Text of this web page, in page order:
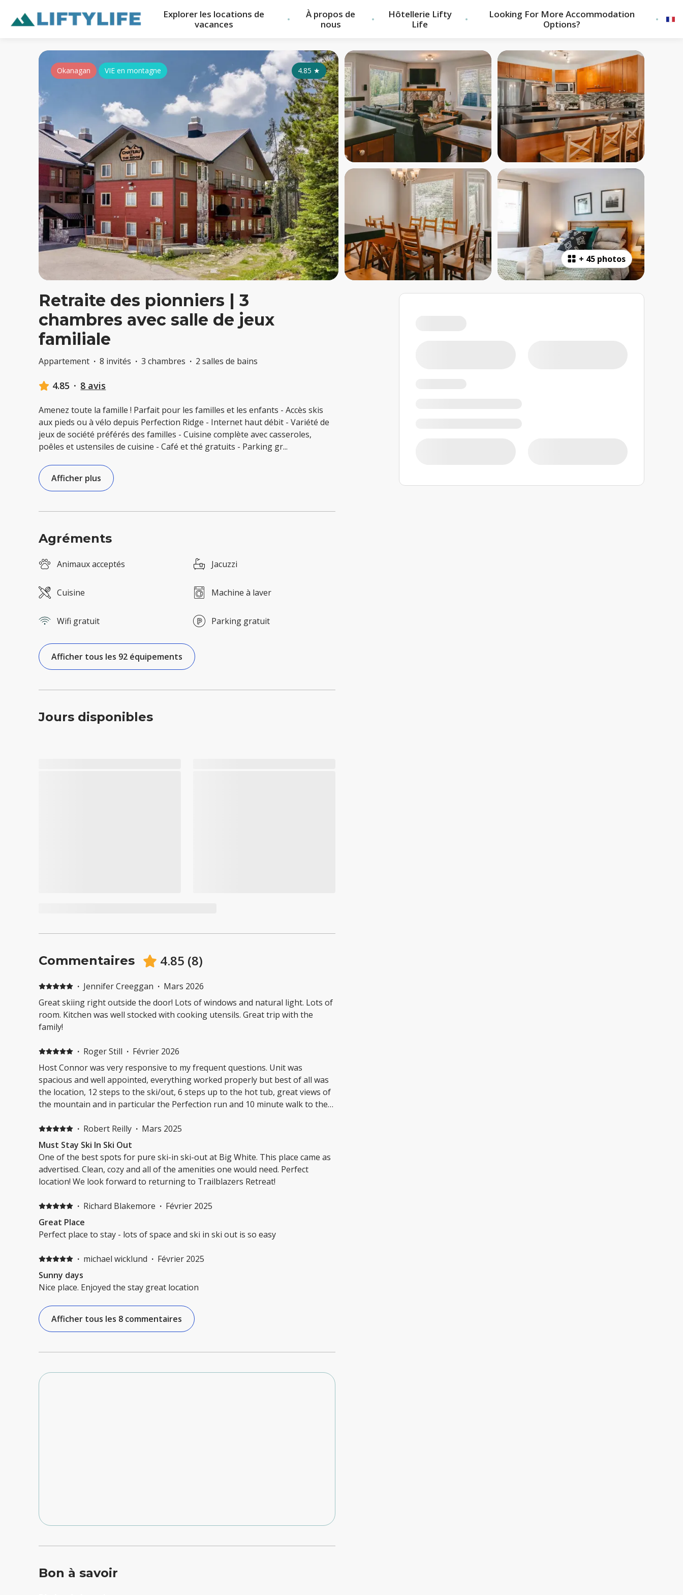
Explorer les locations de
vacances
À propos de
nous
Hôtellerie Lifty
Life
Looking For More Accommodation
Options?
+ 45 photos
4.85 ★
Okanagan VIE en montagne
Retraite des pionniers | 3
chambres avec salle de jeux
familiale
Appartement · 8 invités · 3 chambres · 2 salles de bains
4.85 · 8 avis
Amenez toute la famille ! Parfait pour les familles et les enfants - Accès skis
aux pieds ou à vélo depuis Perfection Ridge - Internet haut débit - Variété de
jeux de société préférés des familles - Cuisine complète avec casseroles,
poêles et ustensiles de cuisine - Café et thé gratuits - Parking gr...
Afficher plus
Agréments
Animaux acceptés Jacuzzi
Cuisine Machine à laver
Wifi gratuit Parking gratuit
Afficher tous les 92 équipements
Jours disponibles
Commentaires 4.85 (8)
· Jennifer Creeggan · Mars 2026
Great skiing right outside the door! Lots of windows and natural light. Lots of
room. Kitchen was well stocked with cooking utensils. Great trip with the
family!
· Roger Still · Février 2026
Host Connor was very responsive to my frequent questions. Unit was
spacious and well appointed, everything worked properly but best of all was
the location, 12 steps to the ski/out, 6 steps up to the hot tub, great views of
the mountain and in particular the Perfection run and 10 minute walk to the
along with it.
· Robert Reilly · Mars 2025
Must Stay Ski In Ski Out
One of the best spots for pure ski-in ski-out at Big White. This place came as
advertised. Clean, cozy and all of the amenities one would need. Perfect
location! We look forward to returning to Trailblazers Retreat!
· Richard Blakemore · Février 2025
Great Place
Perfect place to stay - lots of space and ski in ski out is so easy
· michael wicklund · Février 2025
Sunny days
Nice place. Enjoyed the stay great location
Afficher tous les 8 commentaires
Bon à savoir